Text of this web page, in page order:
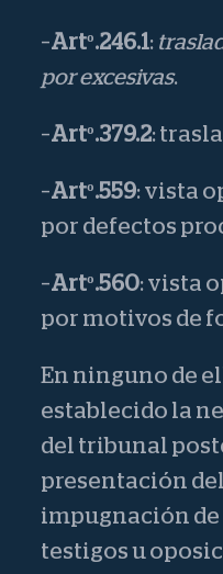
–Artº.246.1:
por excesivas.
–Artº.379.2:
–Artº.559: vista
por defectos
–Artº.560: vista
por motivos de
En ninguno de
establecido la
del tribunal
presentación
impugnación de
testigos u